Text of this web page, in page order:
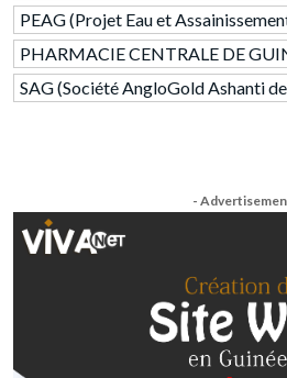
PEAG (Projet Eau et
PHARMACIE CENTRALE DE
SAG (Société AngloGold Ashanti
-